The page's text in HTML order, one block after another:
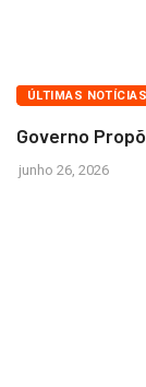
BRASÍLIA
ÚLTIMAS NOTÍCIAS
Governo
junho 26, 2026